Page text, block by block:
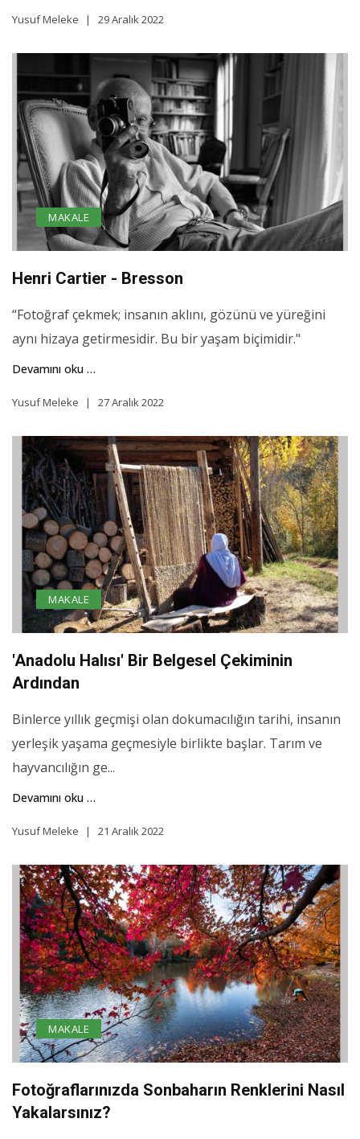
Yusuf Meleke 29 Aralık 2022
MAKALE
Henri Cartier - Bresson
“Fotoğraf çekmek; insanın aklını, gözünü ve yüreğini
aynı hizaya getirmesidir. Bu bir yaşam biçimidir."
Devamını oku …
Yusuf Meleke 27 Aralık 2022
MAKALE
'Anadolu Halısı' Bir Belgesel Çekiminin
Ardından
Binlerce yıllık geçmişi olan dokumacılığın tarihi, insanın
yerleşik yaşama geçmesiyle birlikte başlar. Tarım ve
hayvancılığın ge...
Devamını oku …
Yusuf Meleke 21 Aralık 2022
MAKALE
Fotoğraflarınızda Sonbaharın Renklerini Nasıl
Yakalarsınız?